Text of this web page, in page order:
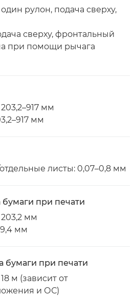
рулон, подача сверху,
сверху, фронтальный
при помощи рычага
мм
мм
листы: 0,07–0,8 мм
при печати
мм
мм
бумаги при печати
м (зависит от
и ОС)